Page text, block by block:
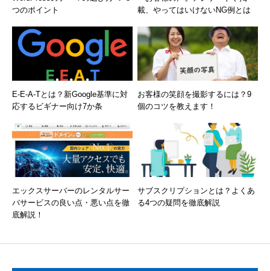
つのポイント
載、やってはいけないNG例とは
E-E-A-Tとは？新Google基準に対
応するビギナー向け7か条
お客様の笑顔を撮影するには？9
個のコツを教えます！
エックスサーバーのレンタルサー
バサービスの良い点・悪い点を徹
底解説！
サブスクリプションとは？よくあ
る4つの疑問を徹底解説